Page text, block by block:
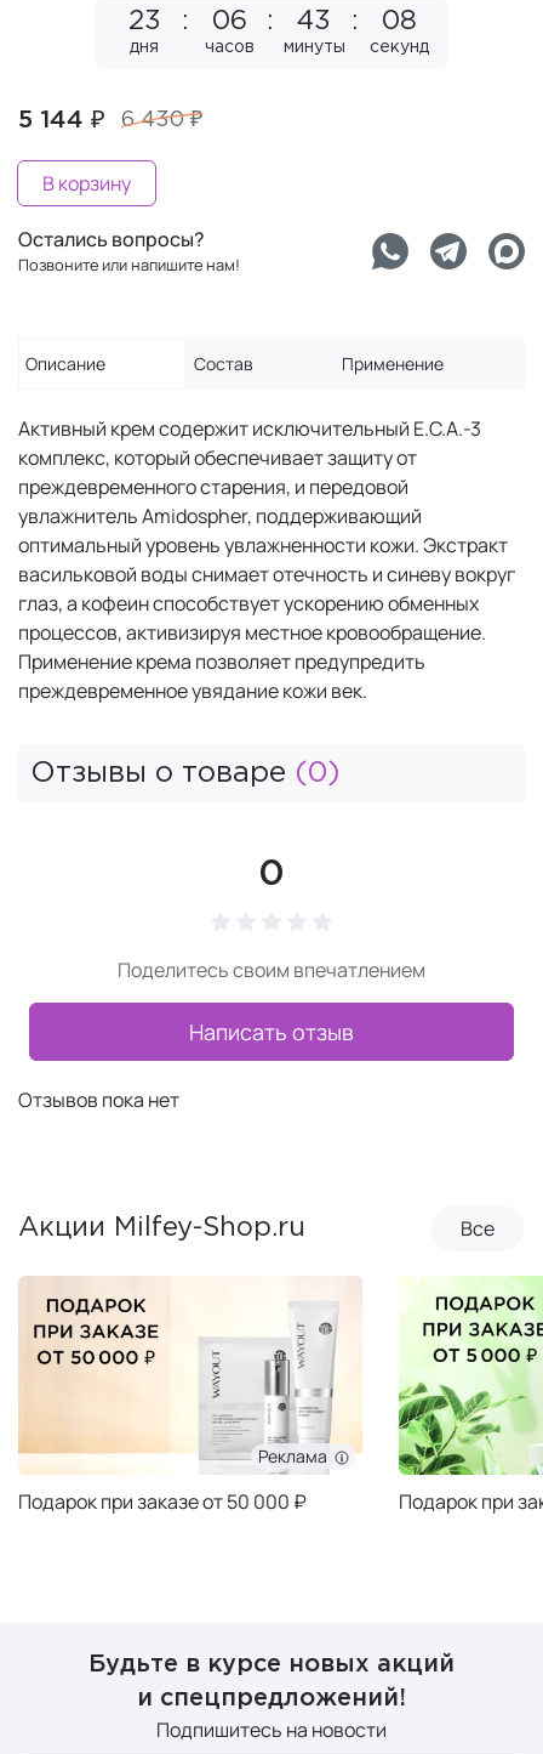
23
дня
06
часов
43
минуты
08
секунд
5 144 ₽ 6 430 ₽
В корзину
Остались вопросы?
Позвоните или напишите нам!
Описание Состав Применение
Активный крем содержит исключительный E.C.A.-3
комплекс, который обеспечивает защиту от
преждевременного старения, и передовой
увлажнитель Amidospher, поддерживающий
оптимальный уровень увлажненности кожи. Экстракт
васильковой воды снимает отечность и синеву вокруг
глаз, а кофеин способствует ускорению обменных
процессов, активизируя местное кровообращение.
Применение крема позволяет предупредить
преждевременное увядание кожи век.
Отзывы о товаре (0)
0
Поделитесь своим впечатлением
Написать отзыв
Отзывов пока нет
Акции Milfey-Shop.ru Все
Реклама
Подарок при заказе от 50 000 ₽ Подарок при
Будьте в курсе новых акций
и спецпредложений!
Подпишитесь на новости